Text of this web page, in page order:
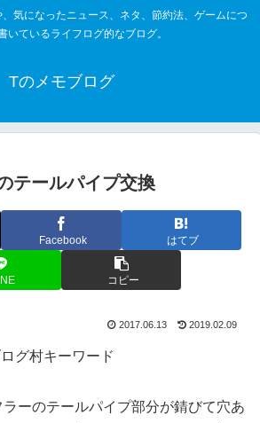
気になったニュース、ネタ、節約法、ゲームにつ
いているライフログ的なブログ。
Tのメモブログ
テールパイプ交換
Facebook はてブ
コピー
2017.06.13 2019.02.09
グ村キーワード
ーのテールパイプ部分が錆びて穴あ